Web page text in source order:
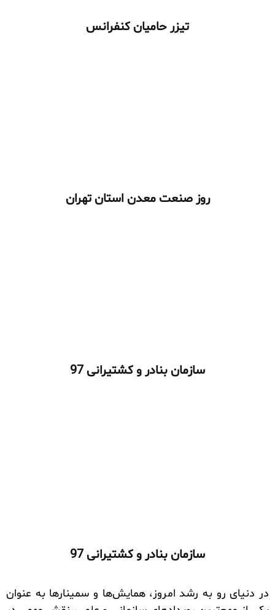
تیزر حامیان کنفرانس
روز صنعت معدن استان تهران
سازمان بنادر و کشتیرانی 97
سازمان بنادر و کشتیرانی 97
در دنیای رو به رشد امروز، همایش‌ها و سمینارها به عنوان